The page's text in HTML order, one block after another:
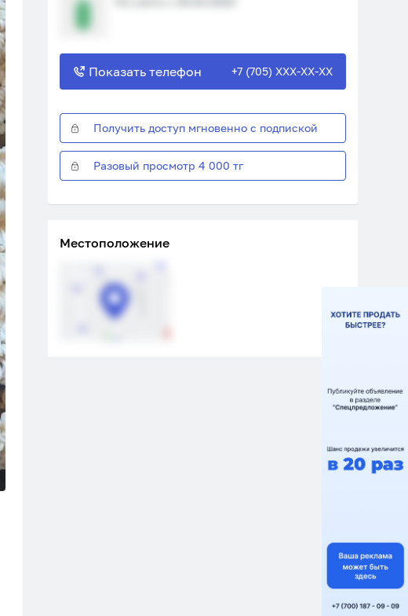
Показать телефон +7 (705) XXX-XX-XX
Получить доступ мгновенно с подпиской
Разовый просмотр 4 000 тг
Местоположение